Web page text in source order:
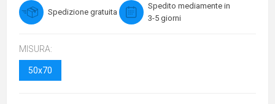
Spedizione gratuita
Spedito mediamente in
3-5 giorni
MISURA:
50x70